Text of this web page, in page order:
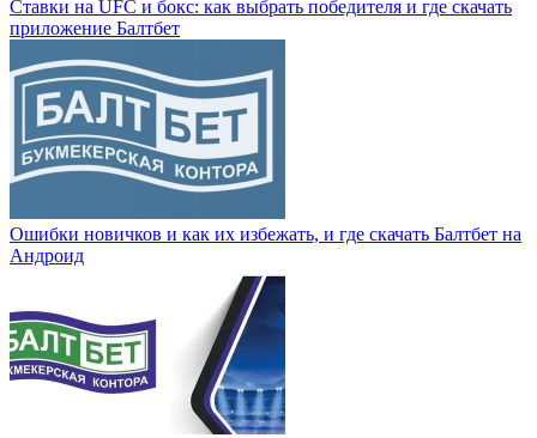
Ставки на UFC и бокс: как выбрать победителя и где скачать
приложение Балтбет
Ошибки новичков и как их избежать, и где скачать Балтбет на
Андроид